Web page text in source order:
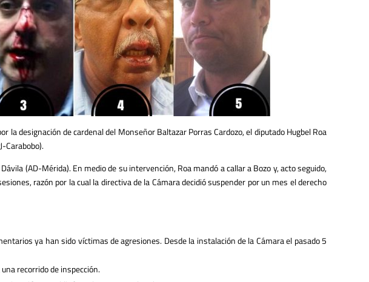
la designación de cardenal del Monseñor Baltazar Porras Cardozo, el diputado Hugbel Roa
Carabobo).
(AD-Mérida). En medio de su intervención, Roa mandó a callar a Bozo y, acto seguido,
razón por la cual la directiva de la Cámara decidió suspender por un mes el derecho
ya han sido víctimas de agresiones. Desde la instalación de la Cámara el pasado 5
recorrido de inspección.